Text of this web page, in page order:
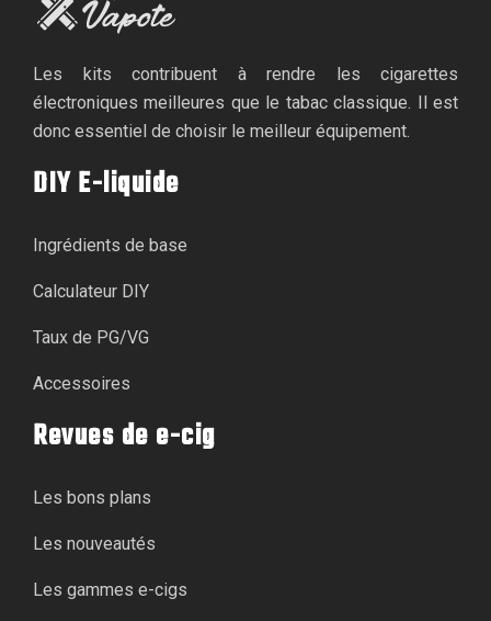
Les kits contribuent à rendre les cigarettes
électroniques meilleures que le tabac classique. Il est
donc essentiel de choisir le meilleur équipement.
DIY E-liquide
Ingrédients de base
Calculateur DIY
Taux de PG/VG
Accessoires
Revues de e-cig
Les bons plans
Les nouveautés
Les gammes e-cigs